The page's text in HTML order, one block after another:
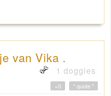
van Vika .
1 doggies
" quote "
+0